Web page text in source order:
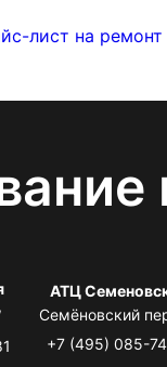
лист на ремонт
АТЦ
Семёновский
+7 (495) 085-